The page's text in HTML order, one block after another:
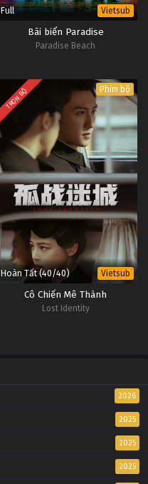
Full Vietsub
Bãi biển Paradise
Paradise Beach
TRỌN BỘ Phim bộ
Hoàn Tất (40/40) Vietsub
Cô Chiến Mê Thành
Lost Identity
2026
2025
2025
2025